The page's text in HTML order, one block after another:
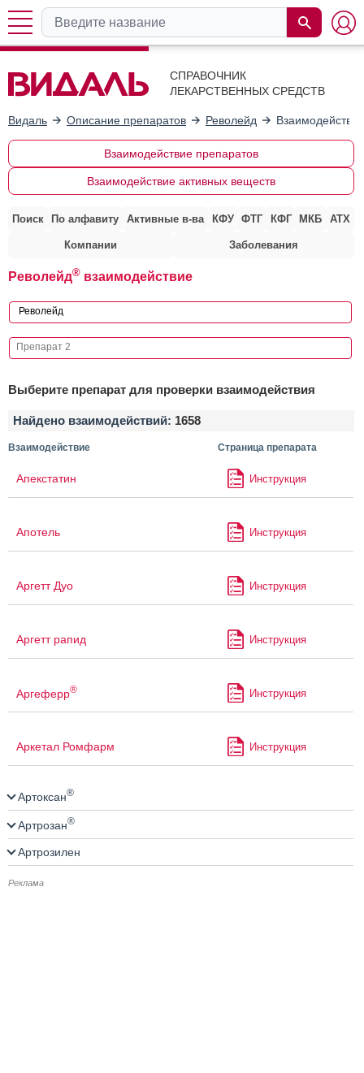
СПРАВОЧНИК
ЛЕКАРСТВЕННЫХ СРЕДСТВ
Видаль Описание препаратов Револейд
Взаимодействие препаратов
Взаимодействие активных веществ
Поиск По алфавиту Активные в-ва КФУ ФТГ КФГ МКБ АТХ
Компании Заболевания
Револейд® взаимодействие
Выберите препарат для проверки взаимодействия
Найдено взаимодействий: 1658
Взаимодействие Страница препарата
Апекстатин Инструкция
Апотель Инструкция
Аргетт Дуо Инструкция
Аргетт рапид Инструкция
Аргеферр® Инструкция
Аркетал Ромфарм Инструкция
Артоксан®
Артрозан®
Артрозилен
Реклама